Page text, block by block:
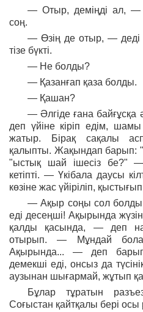
— Отыр, деміңді ал, —
соң.
— Өзің де отыр, — деді
тізе бүкті.
— Не болды?
— Қазанғап қаза болды.
— Қашан?
— Әлгіде ғана байғұсқа
деп үйіне кіріп едім,
жатыр. Бірақ сақалы
қалыпты. Жақындап барып:
"ыстық шай ішесіз бе?"
кетіпті. — Үкібала даусы
көзіне жас үйіріліп,
— Ақыр соңы сол
еді десеңші! Ақырында
қалды қасында, — деп
отырып. — Мұндай
Ақырында... — деп
демекші еді, онсыз да
аузынан шығармай, жұтып
Бұлар тұратын
Соғыстан қайтқалы бері осы